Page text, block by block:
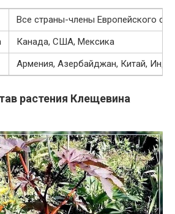
Все страны-члены Европейского
Канада, США, Мексика
Армения, Азербайджан, Китай,
растения Клещевина